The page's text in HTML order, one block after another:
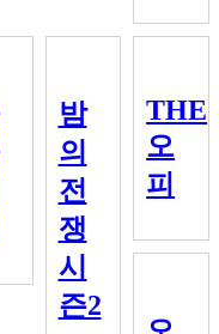
밤
의
전
쟁
시
즌2
THE
오
피